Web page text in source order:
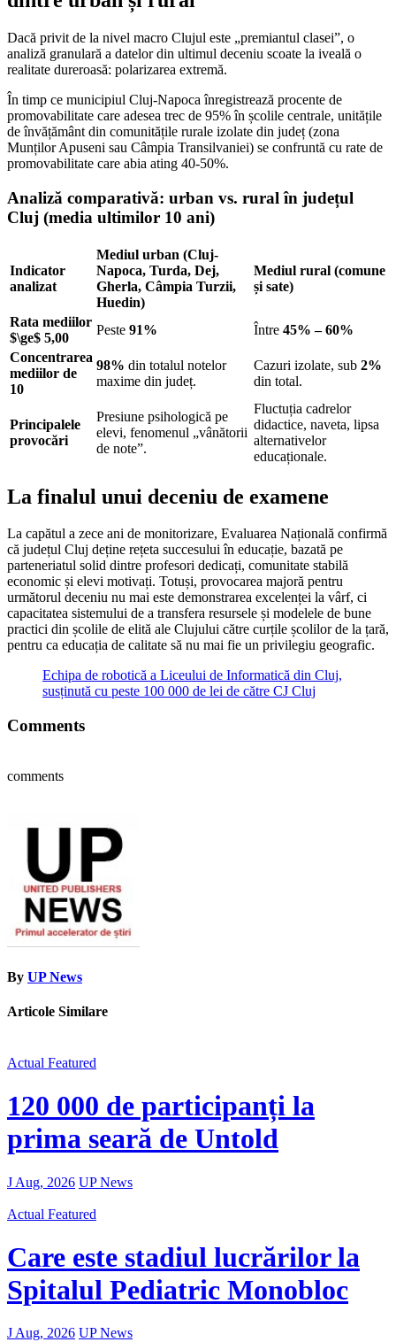
Dacă privit de la nivel macro Clujul este „premiantul clasei”, o
analiză granulară a datelor din ultimul deceniu scoate la iveală o
realitate dureroasă: polarizarea extremă.
În timp ce municipiul Cluj-Napoca înregistrează procente de
promovabilitate care adesea trec de 95% în școlile centrale, unitățile
de învățământ din comunitățile rurale izolate din județ (zona
Munților Apuseni sau Câmpia Transilvaniei) se confruntă cu rate de
promovabilitate care abia ating 40-50%.
Analiză comparativă: urban vs. rural în județul
Cluj (media ultimilor 10 ani)
Indicator
analizat
Mediul urban (Cluj-
Napoca, Turda, Dej,
Gherla, Câmpia Turzii,
Huedin)
Mediul rural (comune
și sate)
Rata mediilor
$\ge$ 5,00
Peste 91% Între 45% – 60%
Concentrarea
mediilor de
10
98% din totalul notelor
maxime din județ.
Cazuri izolate, sub 2%
din total.
Principalele
provocări
Presiune psihologică pe
elevi, fenomenul „vânătorii
de note”.
Fluctuția cadrelor
didactice, naveta, lipsa
alternativelor
educaționale.
La finalul unui deceniu de examene
La capătul a zece ani de monitorizare, Evaluarea Națională confirmă
că județul Cluj deține rețeta succesului în educație, bazată pe
parteneriatul solid dintre profesori dedicați, comunitate stabilă
economic și elevi motivați. Totuși, provocarea majoră pentru
următorul deceniu nu mai este demonstrarea excelenței la vârf, ci
capacitatea sistemului de a transfera resursele și modelele de bune
practici din școlile de elită ale Clujului către curțile școlilor de la țară,
pentru ca educația de calitate să nu mai fie un privilegiu geografic.
Echipa de robotică a Liceului de Informatică din Cluj,
susținută cu peste 100 000 de lei de către CJ Cluj
Comments
comments
By UP News
Articole Similare
Actual Featured
120 000 de participanți la
prima seară de Untold
J Aug, 2026 UP News
Actual Featured
Care este stadiul lucrărilor la
Spitalul Pediatric Monobloc
J Aug, 2026 UP News